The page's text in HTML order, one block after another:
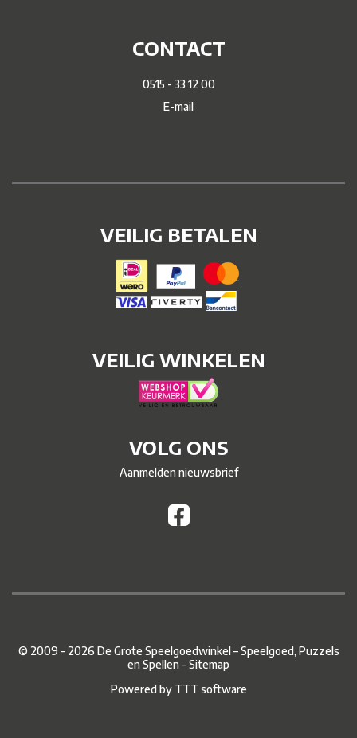
CONTACT
0515 - 33 12 00
E-mail
VEILIG BETALEN
VEILIG WINKELEN
VOLG ONS
Aanmelden nieuwsbrief
© 2009 - 2026 De Grote Speelgoedwinkel – Speelgoed, Puzzels
en Spellen –Sitemap
Powered by TTT software